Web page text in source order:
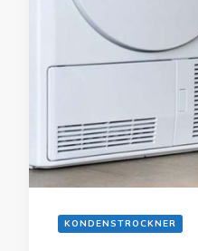
KONDENSTROCKNER